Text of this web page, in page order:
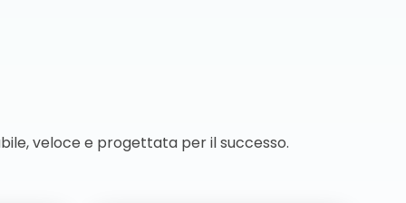
veloce e progettata per il successo.